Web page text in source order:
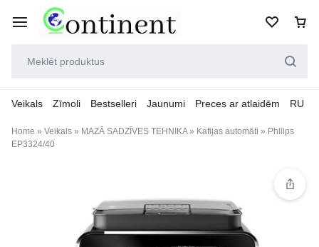
Veikals Zīmoli Bestselleri Jaunumi Preces ar atlaidēm RU
Home » Veikals » MAZĀ SADZĪVES TEHNIKA» Kafijas automāti » Philips
EP3324/40